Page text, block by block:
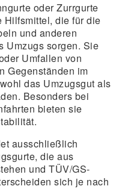
oder Zurrgurte
Hilfsmittel, die für die
und anderen
Umzugs sorgen. Sie
Umfallen von
Gegenständen im
das Umzugsgut als
Besonders bei
bieten sie
ausschließlich
die aus
und TÜV/GS-
sich je nach